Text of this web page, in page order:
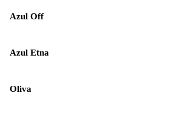
Azul Off
Azul Etna
Oliva